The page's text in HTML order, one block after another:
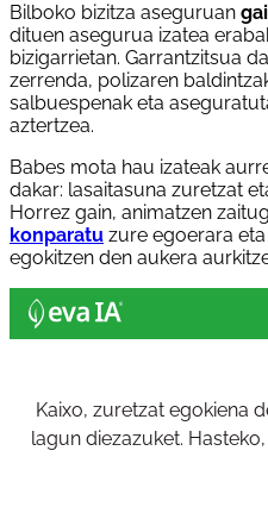
Bilboko bizitza aseguruan
dituen asegurua izatea
bizigarrietan. Garrantzitsua
zerrenda, polizaren
salbuespenak eta
aztertzea.
Babes mota hau izateak
dakar: lasaitasuna zuretzat
Horrez gain, animatzen
konparatu zure egoerara
egokitzen den aukera
Kaixo, zuretzat egokiena
lagun diezazuket.